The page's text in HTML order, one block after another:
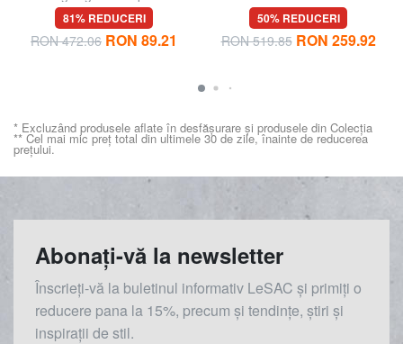
in pelle
81% REDUCERI
RON 472.06 RON 89.21
guler înalt și decupaj
50% REDUCERI
RON 519.85 RON 259.92
* Excluzând produsele aflate în desfășurare și produsele din Colecția
** Cel mai mic preț total din ultimele 30 de zile, înainte de reducerea
prețului.
Abonați-vă la newsletter
Înscrieți-vă la buletinul informativ LeSAC și primiți o
reducere pana la 15%, precum și tendințe, știri și
inspirații de stil.